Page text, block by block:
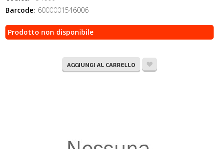
Barcode: 6000001546006
Prodotto non disponibile
AGGIUNGI AL CARRELLO